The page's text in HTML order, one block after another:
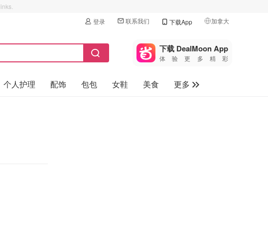
登录 联系我们 下载App 加拿大
🇺🇸
美国
🇨🇳中国
🇨🇦加拿大
下载 DealMoon App
体验更多精彩
个人护理 配饰 包包 女鞋 美食
更多